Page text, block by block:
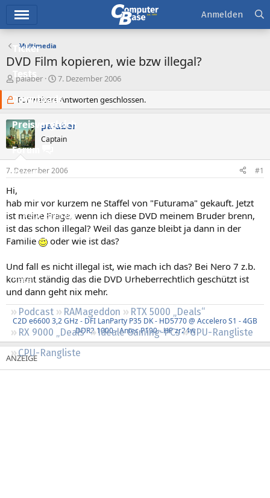
Ticker
Tests
Downloads
Preisvergleich
Forum
Aktuelles
Neue Beiträge
Neueste Aktivitäten
Regeln
Podcast RAMageddon
RTX 5000 „Deals“
RX 9000 „Deals“
Ideale Gaming-PCs
GPU-Rangliste
CPU-Rangliste
Anmelden
Multimedia
DVD Film kopieren, wie bzw illegal?
E
s
t
e
l
l
e
palaber
E
s
t
l
l
m
7. Dezember 2006
Für weitere Antworten geschlossen.
palaber
Captain
7. Dezember 2006 #1
Hi,
hab mir vor kurzem ne Staffel von "Futurama" gekauft. Jetzt
ist meine Frage, wenn ich diese DVD meinem Bruder brenn,
ist das schon illegal? Weil das ganze bleibt ja dann in der
Familie
oder wie ist das?
Und fall es nicht illegal ist, wie mach ich das? Bei Nero 7 z.b.
kommt ständig das die DVD Urheberrechtlich geschützt ist
und dann geht nix mehr.
C2D e6600 3,2 GHz - DFI LanParty P35 DK - HD5770 @ Accelero S1 - 4GB
DDR2 1000 - Antec P190 - HP zr24w